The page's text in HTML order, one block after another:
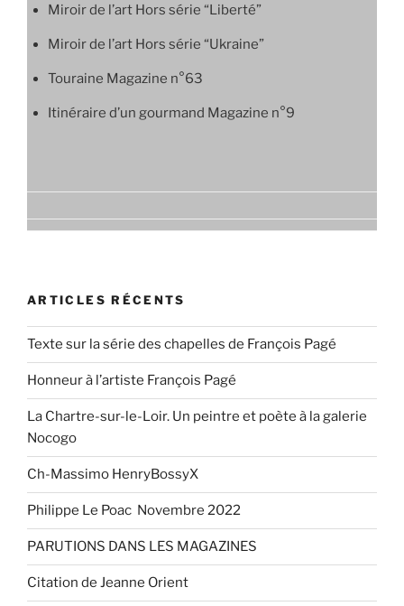
Miroir de l’art Hors série “Liberté”
Miroir de l’art Hors série “Ukraine”
Touraine Magazine n°63
Itinéraire d’un gourmand Magazine n°9
ARTICLES RÉCENTS
Texte sur la série des chapelles de François Pagé
Honneur à l’artiste François Pagé
La Chartre-sur-le-Loir. Un peintre et poète à la galerie
Nocogo
Ch-Massimo HenryBossyX
Philippe Le Poac Novembre 2022
PARUTIONS DANS LES MAGAZINES
Citation de Jeanne Orient